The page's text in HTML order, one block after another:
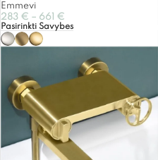
Emmevi
283 € – 661 €
Pasirinkti Savybes